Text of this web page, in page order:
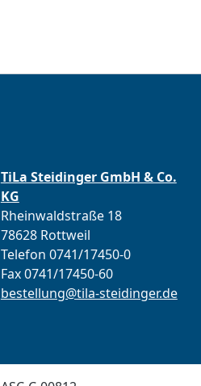
TiLa Steidinger GmbH & Co.
KG
Rheinwaldstraße 18
78628 Rottweil
Telefon 0741/17450-0
Fax 0741/17450-60
bestellung@tila-steidinger.de